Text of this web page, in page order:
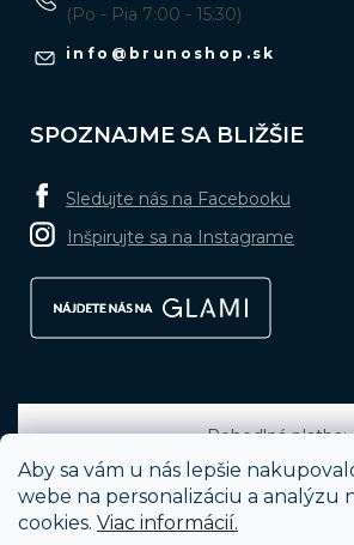
Aby sa vám u nás lepšie
webe na personalizáciu a analýzu
cookies. Viac informácií.
info @ brunoshop.sk
(Po - Pia 7:00 - 15:30)
SPOZNAJME SA BLIŽŠIE
Sledujte nás na Facebooku
Inšpirujte sa na Instagrame
Pohodlná platba: